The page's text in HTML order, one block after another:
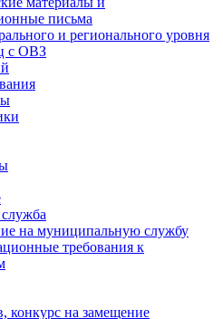
письма
и регионального уровня
с ОВЗ
на муниципальную службу
требования к
конкурс на замещение